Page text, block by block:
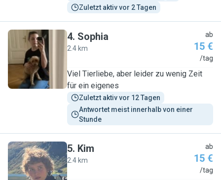
Zuletzt aktiv vor 2 Tagen
S
4. Sophia
2.4 km
ab
15 €
/tag
Viel Tierliebe, aber leider zu wenig Zeit
für ein eigenes
Zuletzt aktiv vor 12 Tagen
Antwortet meist innerhalb von einer
Stunde
K
5. Kim
2.4 km
ab
15 €
/tag